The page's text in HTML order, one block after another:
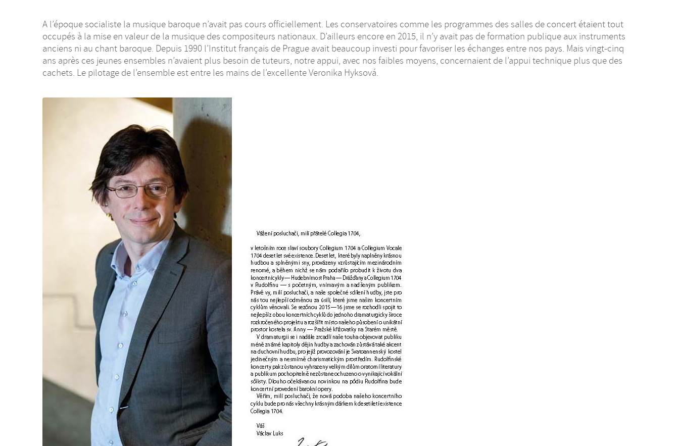
A l’époque socialiste la musique baroque n’avait pas cours officiellement. Les conservatoires comme les programmes des salles de concert étaient tout
occupés à la mise en valeur de la musique des compositeurs nationaux. D’ailleurs encore en 2015, il n’y avait pas de formation publique aux instruments
anciens ni au chant baroque. Depuis 1990 l’Institut français de Prague avait beaucoup investi pour favoriser les échanges entre nos pays. Mais vingt-cinq
ans après ces jeunes ensembles n’avaient plus besoin de tuteurs, notre appui, avec nos faibles moyens, concernaient de l’appui technique plus que des
cachets. Le pilotage de l’ensemble est entre les mains de l’excellente Veronika Hyksová.